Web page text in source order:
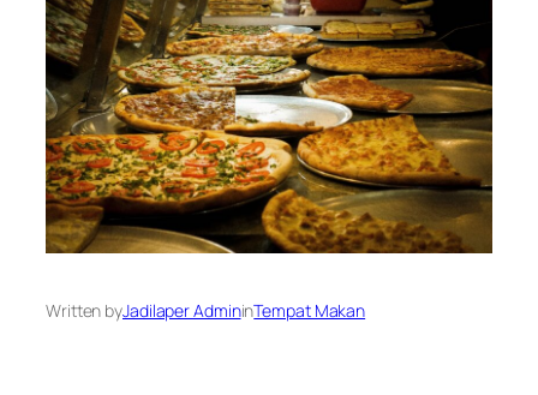
Written byJadilaper AdmininTempat Makan